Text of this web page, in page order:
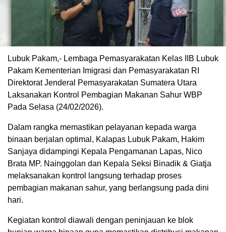
Lubuk Pakam,- Lembaga Pemasyarakatan Kelas IIB Lubuk
Pakam Kementerian Imigrasi dan Pemasyarakatan RI
Direktorat Jenderal Pemasyarakatan Sumatera Utara
Laksanakan Kontrol Pembagian Makanan Sahur WBP
Pada Selasa (24/02/2026).
Dalam rangka memastikan pelayanan kepada warga
binaan berjalan optimal, Kalapas Lubuk Pakam, Hakim
Sanjaya didampingi Kepala Pengamanan Lapas, Nico
Brata MP. Nainggolan dan Kepala Seksi Binadik & Giatja
melaksanakan kontrol langsung terhadap proses
pembagian makanan sahur, yang berlangsung pada dini
hari.
Kegiatan kontrol diawali dengan peninjauan ke blok